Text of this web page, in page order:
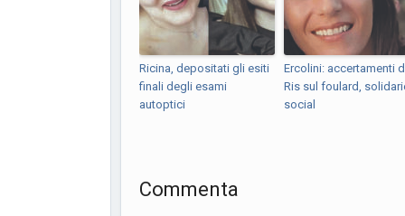
Ricina, depositati gli esiti
finali degli esami
autoptici
Ercolini: accertamenti
Ris sul foulard,
social
Commenta